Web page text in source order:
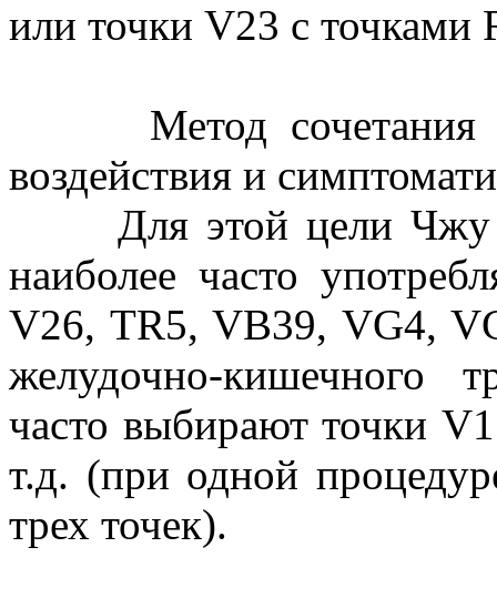
или точки V23 с точками
Метод сочетания
воздействия и
Для этой цели Чжу
наиболее часто
V26, TR5, VB39, VG4,
желудочно-кишечного
часто выбирают точки
т.д. (при одной
трех точек).